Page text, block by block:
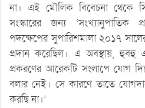
না। এই মৌলিক বিবেচনা থেকে
সংস্কারের জন্য ‘সংখ্যানুপাতিক
পদক্ষেপের সুপারিশমালা ২০১৭
প্রদান করেছিল। এ অবস্থায়,
প্রকরণের আরেকটি সংলাপে যোগ
বলার নেই। সে কারণে তাতে
করছি না।’